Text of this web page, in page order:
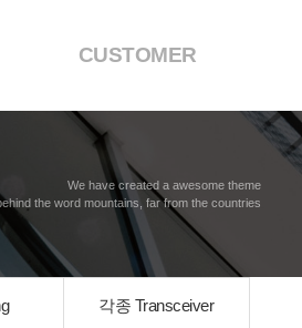
CUSTOMER
We have created a awesome theme
the word mountains, far from the countries
각종 Transceiver